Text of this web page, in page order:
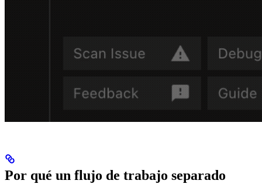
Por qué un flujo de trabajo separado